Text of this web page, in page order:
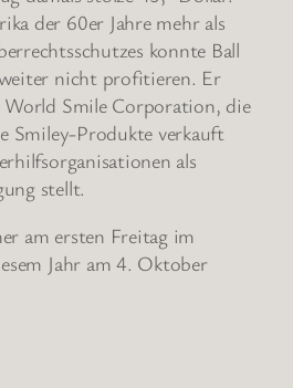
der 60er Jahre mehr als
konnte Ball
nicht profitieren. Er
World Smile Corporation, die
Smiley-Produkte verkauft
als
stellt.
am ersten Freitag im
Jahr am 4. Oktober